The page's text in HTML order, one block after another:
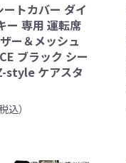
トカバー ダイ
ー 専用 運転席
ー＆メッシュ
ブラック シー
style ケアスタ
込）